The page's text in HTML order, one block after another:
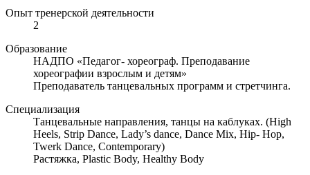
Опыт тренерской деятельности
2
Образование
НАДПО «Педагог- хореограф. Преподавание
хореографии взрослым и детям»
Преподаватель танцевальных программ и стретчинга.
Специализация
Танцевальные направления, танцы на каблуках. (High
Heels, Strip Dance, Lady’s dance, Dance Mix, Hip- Hop,
Twerk Dance, Contemporary)
Растяжка, Plastic Body, Healthy Body